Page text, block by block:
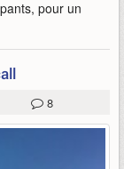
pour un
8